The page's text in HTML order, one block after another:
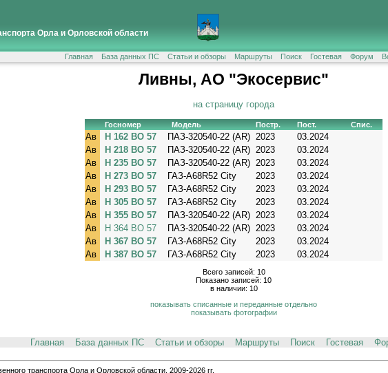
Орла и Орловской области
Главная База данных ПС Статьи и обзоры Маршруты Поиск Гостевая Форум
Ливны, АО "Экосервис"
на страницу города
Госномер Модель Постр. Пост. Спис.
Ав Н 162 ВО 57 ПАЗ-320540-22 (AR) 2023
03.2024
Ав
Н 218 ВО 57 ПАЗ-320540-22 (AR) 2023
03.2024
Ав
Н 235 ВО 57 ПАЗ-320540-22 (AR) 2023
03.2024
Ав
Н 273 ВО 57 ГАЗ-A68R52 City 2023
03.2024
Ав
Н 293 ВО 57 ГАЗ-A68R52 City 2023
03.2024
Ав
Н 305 ВО 57 ГАЗ-A68R52 City 2023
03.2024
Ав
Н 355 ВО 57 ПАЗ-320540-22 (AR) 2023
03.2024
Ав
Н 364 ВО 57 ПАЗ-320540-22 (AR) 2023
03.2024
Ав
Н 367 ВО 57 ГАЗ-A68R52 City 2023
03.2024
Ав
Н 387 ВО 57 ГАЗ-A68R52 City 2023 03.2024
Всего записей: 10
Показано записей: 10
в наличии: 10
показывать списанные и переданные отдельно
показывать фотографии
Главная База данных ПС Статьи и обзоры Маршруты Поиск Гостевая
транспорта Орла и Орловской области, 2009-2026 гг.